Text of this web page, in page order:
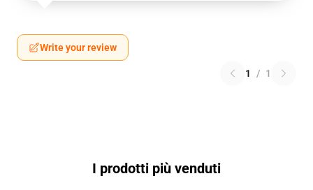
Write your review
1 / 1
I prodotti più venduti